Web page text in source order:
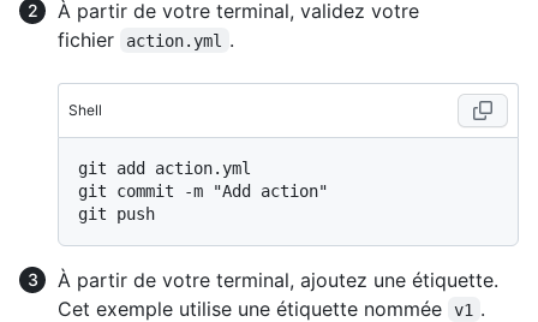
À partir de votre terminal, validez votre
fichier
action.yml .
Shell
git add action.yml
git commit -m "Add action"
À partir de votre terminal, ajoutez une étiquette.
Cet exemple utilise une étiquette nommée
v1 .